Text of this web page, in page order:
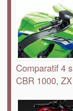
Comparatif 4
CBR 1000,